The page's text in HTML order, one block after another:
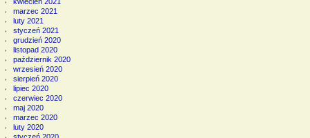
marzec 2021
luty 2021
styczeń 2021
grudzień 2020
listopad 2020
październik 2020
wrzesień 2020
sierpień 2020
lipiec 2020
czerwiec 2020
maj 2020
marzec 2020
luty 2020
styczeń 2020